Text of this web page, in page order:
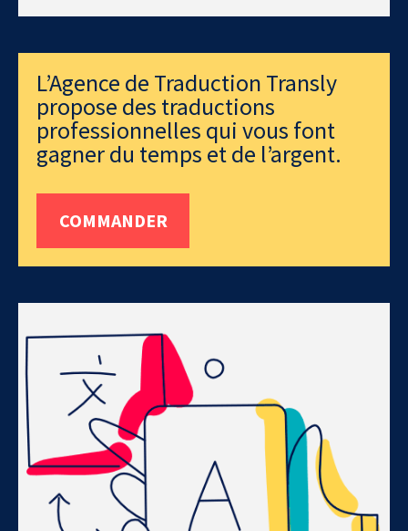
L’Agence de Traduction Transly
propose des traductions
professionnelles qui vous font
gagner du temps et de l’argent.
COMMANDER